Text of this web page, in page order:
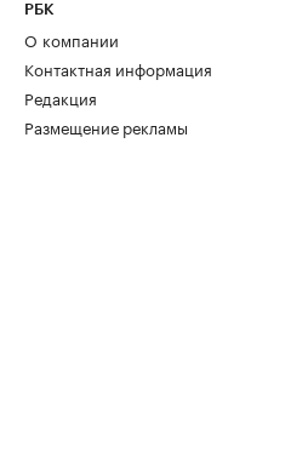
РБК
О компании
Контактная информация
Редакция
Размещение рекламы